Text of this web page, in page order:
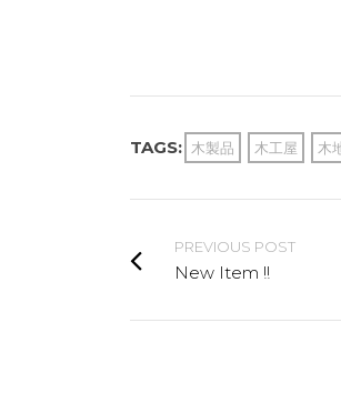
株式
代表取
TAGS: 木製品 木工屋 木
PREVIOUS POST
New Item !!